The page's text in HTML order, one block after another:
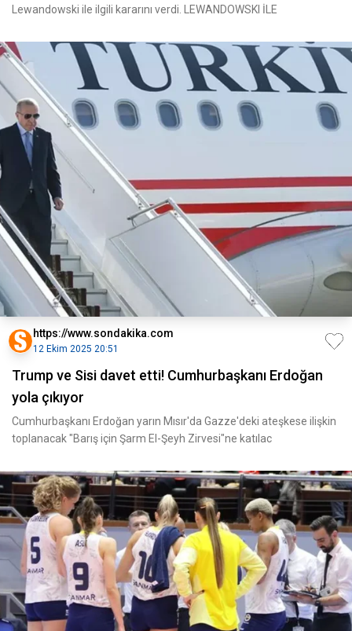
Lewandowski ile ilgili kararını verdi. LEWANDOWSKI İLE
https://www.sondakika.com
12 Ekim 2025 20:51
Trump ve Sisi davet etti! Cumhurbaşkanı Erdoğan
yola çıkıyor
Cumhurbaşkanı Erdoğan yarın Mısır'da Gazze'deki ateşkese ilişkin
toplanacak "Barış için Şarm El-Şeyh Zirvesi"ne katılac